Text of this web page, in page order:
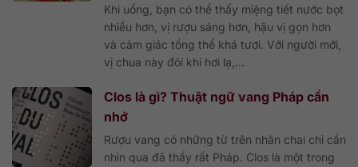
Khi uống, bạn có thể thấy miệng tiết nước bọt
nhiều hơn, vị rượu sáng hơn, hậu vị gọn hơn
và cảm giác tổng thể khá tươi. Với người mới,
vị chua này đôi khi hơi lạ,...
Clos là gì? Thuật ngữ vang Pháp cần
nhớ
Rượu vang có những từ trên nhãn chai chỉ cần
nhìn qua đã thấy rất Pháp. Clos là một trong